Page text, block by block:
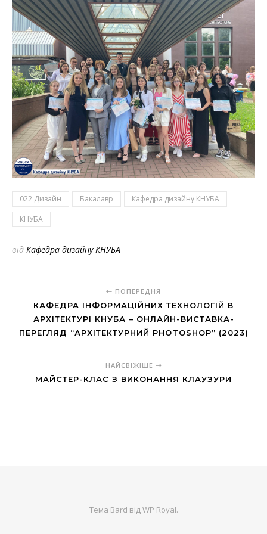
022 Дизайн Бакалавр
Кафедра дизайну КНУБА
КНУБА
від Кафедра дизайну КНУБА
ПОПЕРЕДНЯ
КАФЕДРА ІНФОРМАЦІЙНИХ ТЕХНОЛОГІЙ В
АРХІТЕКТУРІ КНУБА – ОНЛАЙН-ВИСТАВКА-
ПЕРЕГЛЯД “АРХІТЕКТУРНИЙ PHOTOSHOP” (2023)
НАЙСВІЖІШЕ
МАЙСТЕР-КЛАС З ВИКОНАННЯ КЛАУЗУРИ
Тема Bard відWP Royal.